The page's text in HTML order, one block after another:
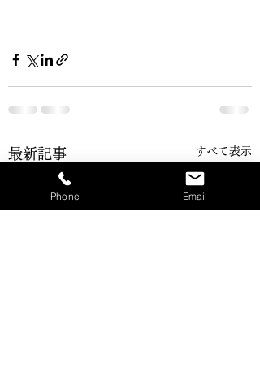
最新記事 すべて表示
Phone Email